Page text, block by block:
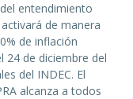
entendimiento
de manera
de inflación
24 de diciembre del
del INDEC. El
alcanza a todos